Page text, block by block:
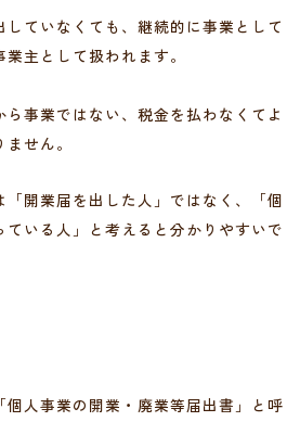
ていなくても、継続的に事業として
主として扱われます。
事業ではない、税金を払わなくてよ
せん。
開業届を出した人」ではなく、「個
ている人」と考えると分かりやすいで
個人事業の開業・廃業等届出書」と呼